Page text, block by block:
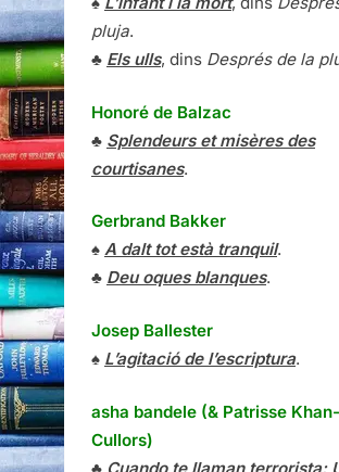
pluja.
♣ Els ulls, dins Després de la
Honoré de Balzac
♣ Splendeurs et misères des
courtisanes.
Gerbrand Bakker
♠ A dalt tot està tranquil.
♣ Deu oques blanques.
Josep Ballester
♠ L’agitació de l’escriptura.
asha bandele (& Patrisse Khan-
Cullors)